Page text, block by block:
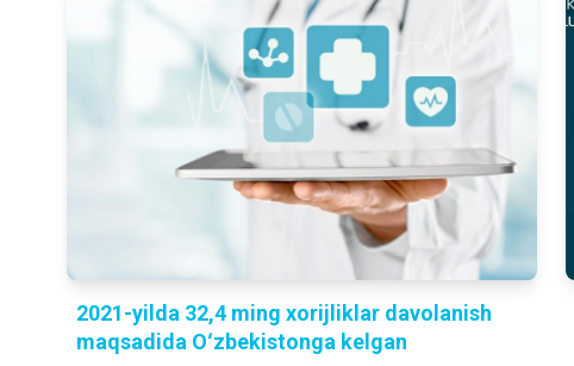
2021-yilda 32,4 ming xorijliklar davolanish
maqsadida Oʻzbekistonga kelgan